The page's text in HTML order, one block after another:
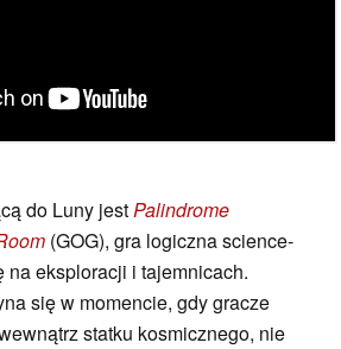
do Luny jestPalindrome
(GOG), gra logiczna science-
na eksploracji i tajemnicach.
się w momencie, gdy gracze
statku kosmicznego, nie